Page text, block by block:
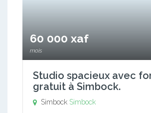
60 000 xaf
mois
Studio spacieux avec
gratuit à Simbock.
Simbock Simbock